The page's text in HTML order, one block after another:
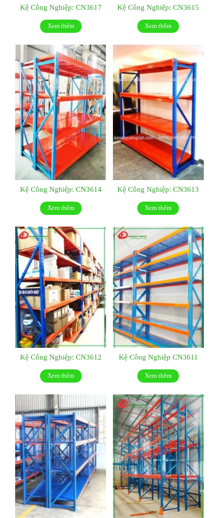
Kệ Công Nghiệp: CN3617
Xem thêm
Kệ Công Nghiệp: CN3615
Xem thêm
Kệ Công Nghiệp: CN3614
Xem thêm
Kệ Công Nghiệp: CN3613
Xem thêm
Kệ Công Nghiệp: CN3612
Xem thêm
Kệ Công Nghiệp CN3611
Xem thêm